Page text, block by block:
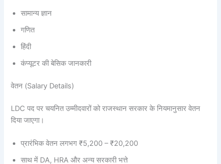
सामान्य ज्ञान
गणित
हिंदी
कंप्यूटर की बेसिक जानकारी
वेतन (Salary Details)
LDC पद पर चयनित उम्मीदवारों को राजस्थान सरकार के नियमानुसार वेतन
दिया जाएगा।
प्रारंभिक वेतन लगभग ₹5,200 – ₹20,200
साथ में DA, HRA और अन्य सरकारी भत्ते